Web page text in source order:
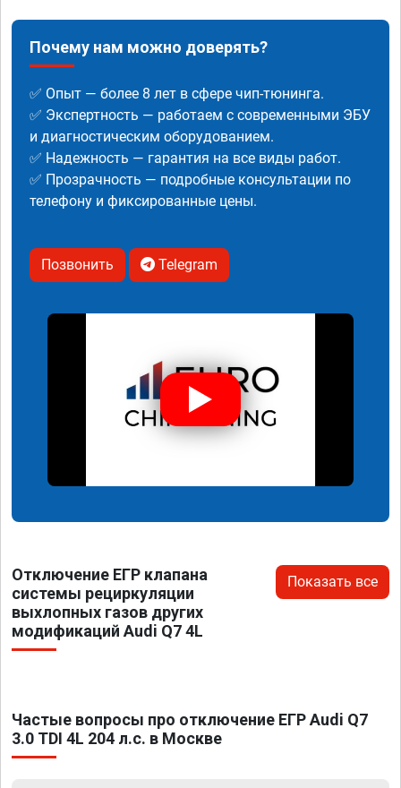
Почему нам можно доверять?
✅ Опыт — более 8 лет в сфере чип-тюнинга.
✅ Экспертность — работаем с современными ЭБУ
и диагностическим оборудованием.
✅ Надежность — гарантия на все виды работ.
✅ Прозрачность — подробные консультации по
телефону и фиксированные цены.
Позвонить Telegram
Отключение ЕГР клапана
системы рециркуляции
выхлопных газов других
модификаций Audi Q7 4L
Показать все
Частые вопросы про отключение ЕГР Audi Q7
3.0 TDI 4L 204 л.с. в Москве